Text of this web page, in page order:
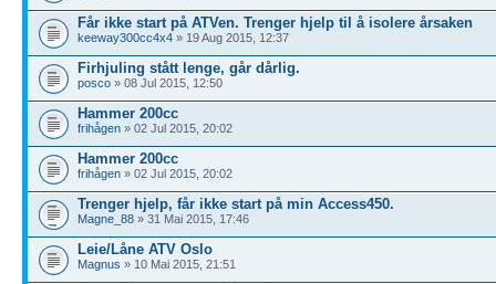
Får ikke start på ATVen. Trenger hjelp til å isolere årsaken
keeway300cc4x4 » 19 Aug 2015, 12:37
Firhjuling stått lenge, går dårlig.
posco » 08 Jul 2015, 12:50
Hammer 200cc
frihågen » 02 Jul 2015, 20:02
Hammer 200cc
frihågen » 02 Jul 2015, 20:02
Trenger hjelp, får ikke start på min Access450.
Magne_88 » 31 Mai 2015, 17:46
Leie/Låne ATV Oslo
Magnus » 10 Mai 2015, 21:51